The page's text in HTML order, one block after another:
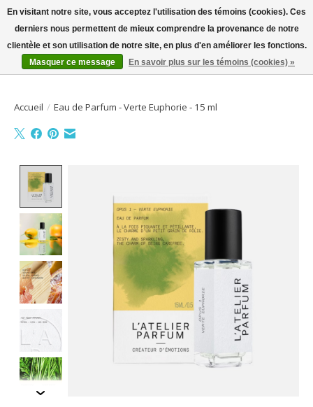
Bienvenue sur la boutique en ligne
Liste dePanier
Accueil / Eau de Parfum - Verte Euphorie - 15 ml
En visitant notre site, vous acceptez l'utilisation des témoins (cookies). Ces
derniers nous permettent de mieux comprendre la provenance de notre
clientèle et son utilisation de notre site, en plus d'en améliorer les fonctions.
Masquer ce message
En savoir plus sur les témoins (cookies) »